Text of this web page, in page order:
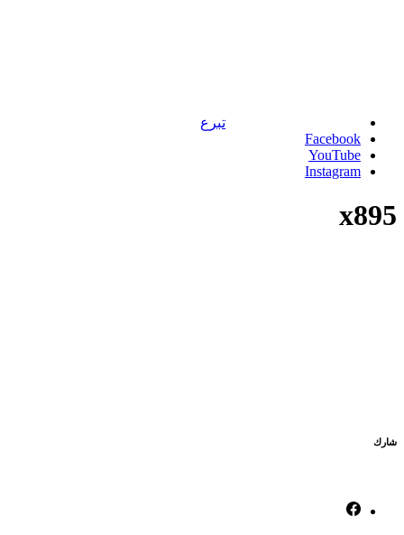
تبرع
Facebook
YouTube
Instagram
x895
شارك